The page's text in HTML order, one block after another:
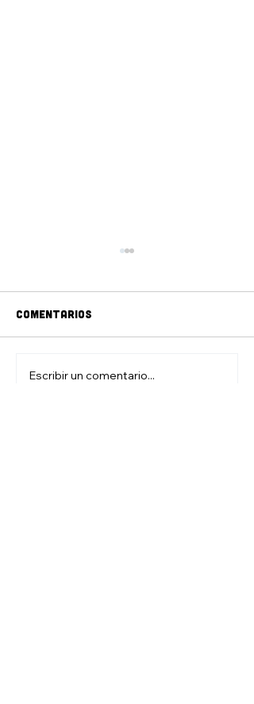
jAM DE DIBUJO
Comentarios
Escribir un comentario...